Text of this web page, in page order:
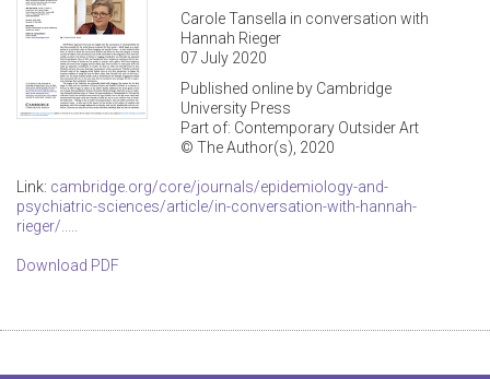
Carole Tansella in conversation with
Hannah Rieger
07 July 2020
Published online by Cambridge
University Press
Part of: Contemporary Outsider Art
© The Author(s), 2020
Link: cambridge.org/core/journals/epidemiology-and-
psychiatric-sciences/article/in-conversation-with-hannah-
rieger/.....
Download PDF